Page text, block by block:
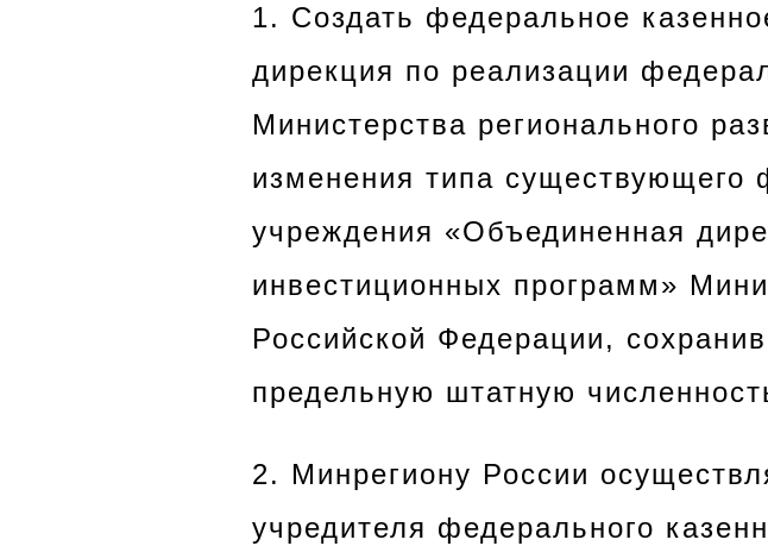
1. Создать федеральное
дирекция по реализации
Министерства регионального
изменения типа существующего
учреждения «Объединенная
инвестиционных программ»
Российской Федерации,
предельную штатную
2. Минрегиону России
учредителя федерального